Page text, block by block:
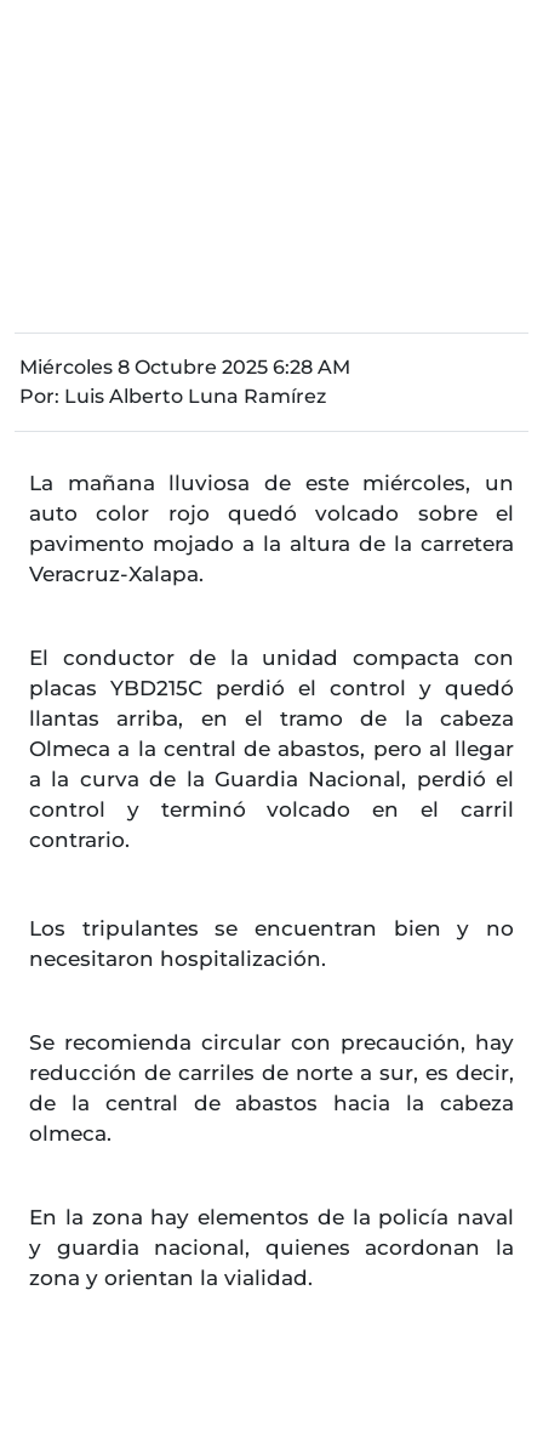
Miércoles 8 Octubre 2025 6:28 AM
Por: Luis Alberto Luna Ramírez
La mañana lluviosa de este miércoles, un
auto color rojo quedó volcado sobre el
pavimento mojado a la altura de la carretera
Veracruz-Xalapa.
El conductor de la unidad compacta con
placas YBD215C perdió el control y quedó
llantas arriba, en el tramo de la cabeza
Olmeca a la central de abastos, pero al llegar
a la curva de la Guardia Nacional, perdió el
control y terminó volcado en el carril
contrario.
Los tripulantes se encuentran bien y no
necesitaron hospitalización.
Se recomienda circular con precaución, hay
reducción de carriles de norte a sur, es decir,
de la central de abastos hacia la cabeza
olmeca.
En la zona hay elementos de la policía naval
y guardia nacional, quienes acordonan la
zona y orientan la vialidad.